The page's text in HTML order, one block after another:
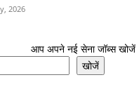
2026
आप अपने नई सेना जॉब्स खोजें
खोजें